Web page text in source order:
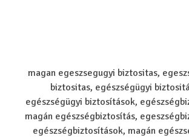
magan egeszsegugyi biztositas,
biztositas, egészségügyi
egészségügyi biztosítások,
magán egészségbiztosítás,
egészségbiztosítások, magán